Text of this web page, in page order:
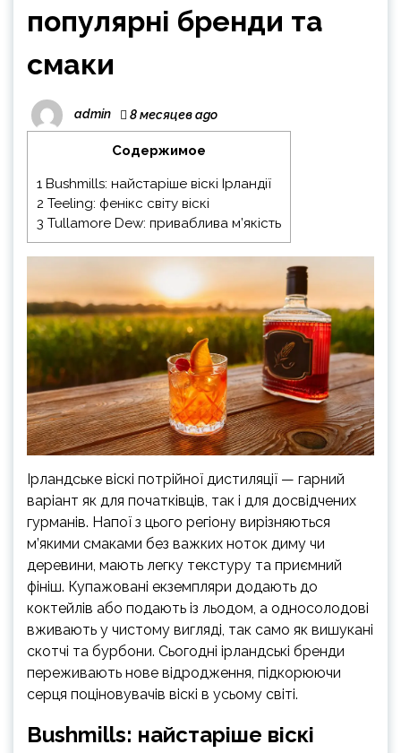
популярні бренди та
смаки
admin 8 месяцев ago
Содержимое
1 Bushmills: найстаріше віскі Ірландії
2 Teeling: фенікс світу віскі
3 Tullamore Dew: приваблива м’якість
Ірландське віскі потрійної дистиляції — гарний
варіант як для початківців, так і для досвідчених
гурманів. Напої з цього регіону вирізняються
м’якими смаками без важких ноток диму чи
деревини, мають легку текстуру та приємний
фініш. Купажовані екземпляри додають до
коктейлів або подають із льодом, а односолодові
вживають у чистому вигляді, так само як вишукані
скотчі та бурбони. Сьогодні ірландські бренди
переживають нове відродження, підкорюючи
серця поціновувачів віскі в усьому світі.
Bushmills: найстаріше віскі